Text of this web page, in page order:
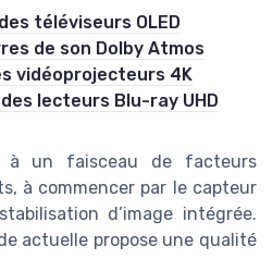
téléviseurs OLED
de son Dolby Atmos
vidéoprojecteurs 4K
lecteurs Blu-ray UHD
à un faisceau de facteurs
à commencer par le capteur
d’image intégrée.
actuelle propose une qualité